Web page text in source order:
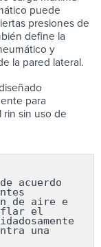
puede
presiones de
define la
y
la pared lateral.
para
rin sin uso de
acuerdo
de aire e
el
una